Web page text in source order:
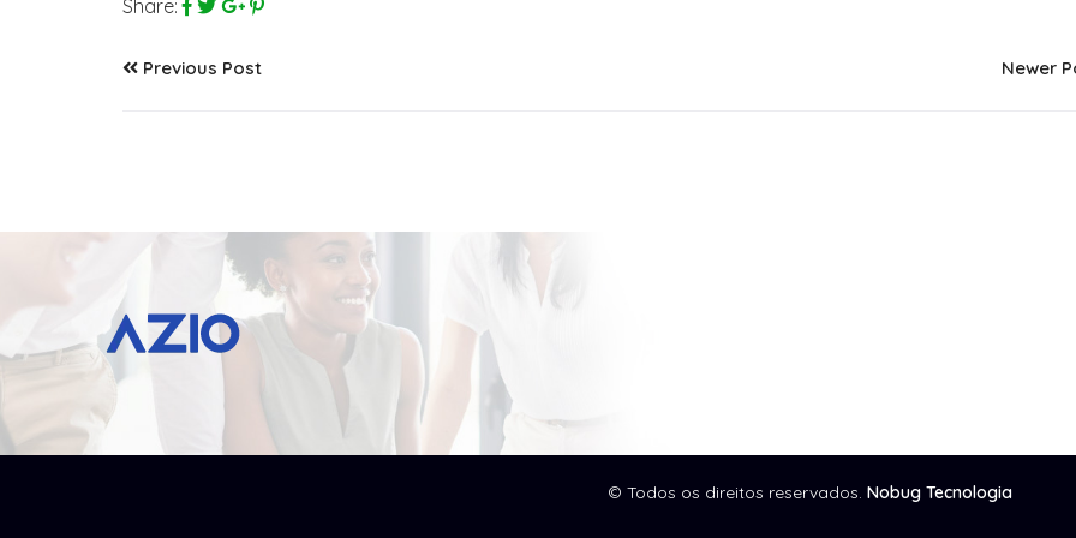
Share:
Previous Post Newer
© Todos os direitos reservados. Nobug Tecnologia